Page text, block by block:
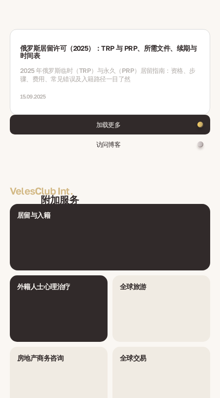
俄罗斯居留许可（2025）：TRP 与 PRP、所需文件、续期与
时间表
2025 年俄罗斯临时（TRP）与永久（PRP）居留指南：资格、步
骤、费用、常见错误及入籍路径一目了然
15.09.2025
加载更多
访问博客
VelesClub Int.
附加服务
居留与入籍
外籍人士心理治疗 全球旅游
房地产商务咨询 全球交易